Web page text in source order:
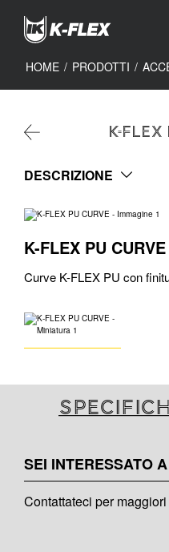
content
HOME / PRODOTTI /
K-FLEX
DESCRIZIONE
K-FLEX PU CURVE
Curve K-FLEX PU con
SEI INTERESSATO
Contattateci per